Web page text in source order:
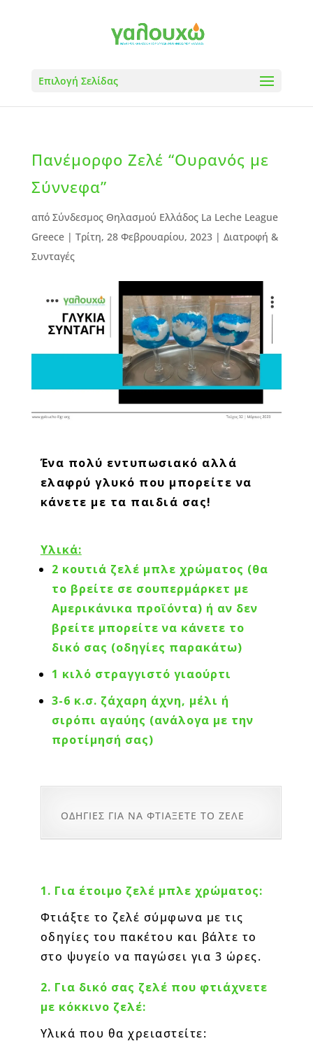
Επιλογή Σελίδας
Πανέμορφο Ζελέ “Ουρανός με
Σύννεφα”
από Σύνδεσμος Θηλασμού Ελλάδος La Leche League
Greece| Τρίτη, 28 Φεβρουαρίου, 2023| Διατροφή &
Συνταγές
Ένα πολύ εντυπωσιακό αλλά
ελαφρύ γλυκό που μπορείτε να
κάνετε με τα παιδιά σας!
Υλικά:
2 κουτιά ζελέ μπλε χρώματος (θα
το βρείτε σε σουπερμάρκετ με
Αμερικάνικα προϊόντα) ή αν δεν
βρείτε μπορείτε να κάνετε το
δικό σας (οδηγίες παρακάτω)
1 κιλό στραγγιστό γιαούρτι
3-6 κ.σ. ζάχαρη άχνη, μέλι ή
σιρόπι αγαύης (ανάλογα με την
προτίμησή σας)
ΟΔΗΓΙΕΣ ΓΙΑ ΝΑ ΦΤΙΑΞΕΤΕ ΤΟ ΖΕΛΕ
1. Για έτοιμο ζελέ μπλε χρώματος:
Φτιάξτε το ζελέ σύμφωνα με τις
οδηγίες του πακέτου και βάλτε το
στο ψυγείο να παγώσει για 3 ώρες.
2. Για δικό σας ζελέ που φτιάχνετε
με κόκκινο ζελέ:
Υλικά που θα χρειαστείτε: